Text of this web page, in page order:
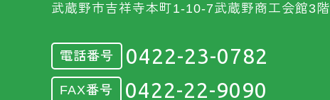
武蔵野市吉祥寺本町1-10-7武蔵野商工会館3階
電話番号 0422-23-0782
FAX番号 0422-22-9090